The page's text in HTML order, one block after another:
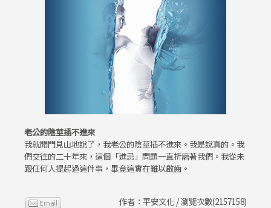
老公的陰莖插不進來
我就開門見山地說了，我老公的陰莖插不進來。我是說真的。我
們交往的二十年來，這個「進忌」問題一直折磨著我們。我從未
跟任何人提起過這件事，畢竟這實在難以啟齒。
作者：平安文化 / 瀏覽次數(2157158)